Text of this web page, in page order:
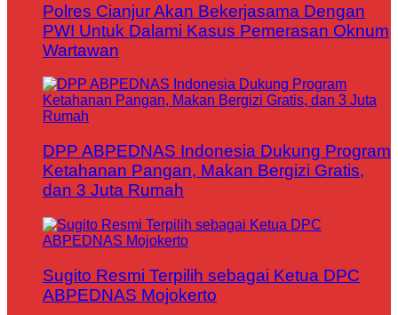
Polres Cianjur Akan Bekerjasama Dengan
PWI Untuk Dalami Kasus Pemerasan Oknum
Wartawan
DPP ABPEDNAS Indonesia Dukung Program
Ketahanan Pangan, Makan Bergizi Gratis,
dan 3 Juta Rumah
Sugito Resmi Terpilih sebagai Ketua DPC
ABPEDNAS Mojokerto